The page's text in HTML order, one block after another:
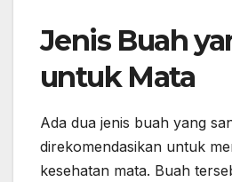
Jenis Buah
untuk Mata
Ada dua jenis buah yang
direkomendasikan untuk
kesehatan mata. Buah